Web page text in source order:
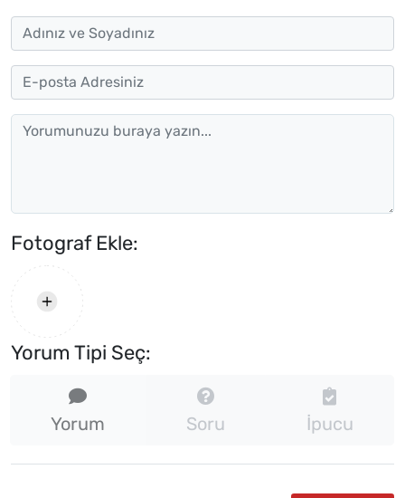
Fotograf Ekle:
Yorum Tipi Seç:
Yorum Soru İpucu